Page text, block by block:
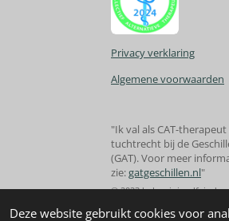
Deze website gebruikt cookies voor
Privacy verklaring
Algemene voorwaarden
"Ik val als CAT-
tuchtrecht bij de
(GAT). Voor meer
zie:gatgeschillen.nl"
© 2023 balansinjezelfvinden